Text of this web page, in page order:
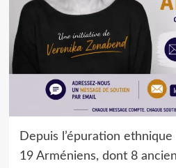
Depuis l’épuration
19 Arméniens, dont 8